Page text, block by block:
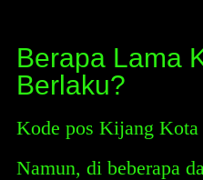
Berapa Lama
Berlaku?
Kode pos Kijang Kota
Namun, di beberapa